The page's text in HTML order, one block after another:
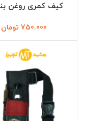
کیف کمری روغن
750.000 تومان